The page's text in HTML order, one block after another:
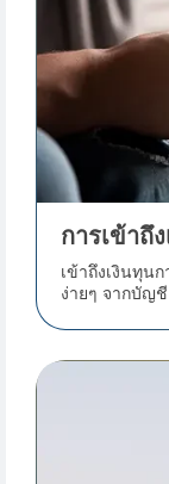
การเข้าถึ
เข้าถึงเงินทุน
ง่ายๆ จากบัญ